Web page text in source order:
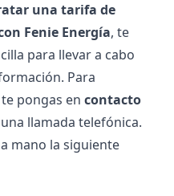
una tarifa de
Fenie Energía, te
para llevar a cabo
Para
pongas en contacto
llamada telefónica.
mano la siguiente